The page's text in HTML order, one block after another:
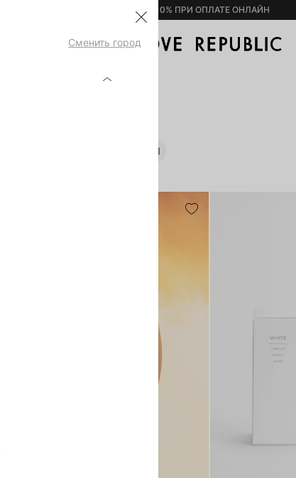
– 10% ПРИ ОПЛАТЕ ОНЛАЙН
Сменить город
ШИММЕРЫ